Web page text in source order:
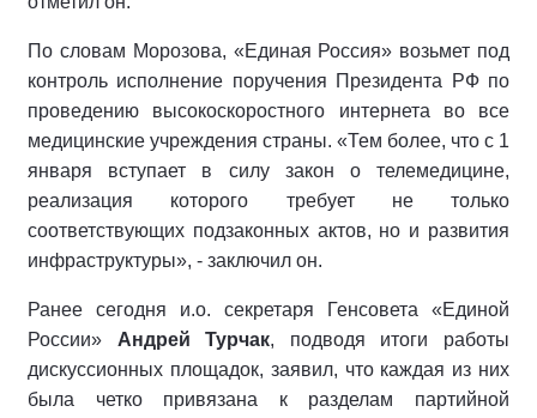
По словам Морозова, «Единая Россия» возьмет под
контроль исполнение поручения Президента РФ по
проведению высокоскоростного интернета во все
медицинские учреждения страны. «Тем более, что с 1
января вступает в силу закон о телемедицине,
реализация которого требует не только
соответствующих подзаконных актов, но и развития
инфраструктуры», - заключил он.
Ранее сегодня и.о. секретаря Генсовета «Единой
России» Андрей Турчак, подводя итоги работы
дискуссионных площадок, заявил, что каждая из них
была четко привязана к разделам партийной